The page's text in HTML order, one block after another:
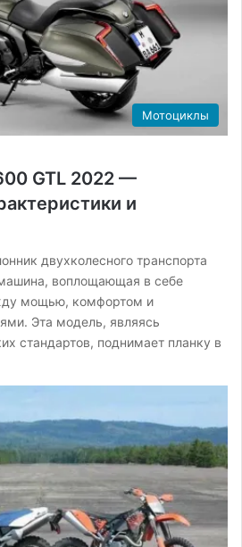
Мотоциклы
GTL 2022 —
и
двухколесного транспорта
воплощающая в себе
мощью, комфортом и
Эта модель, являясь
стандартов, поднимает планку в